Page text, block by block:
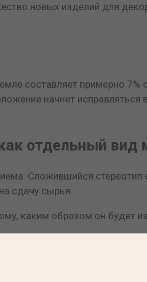
новых изделий для
составляет примерно
начнет
отдельный вид
Сложившийся стереотип
сдачу сырья.
каким образом он будет